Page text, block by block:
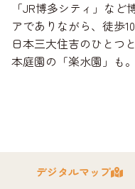
「JR博多シティ」な
アでありながら、徒歩
日本三大住吉のひとつ
本庭園の「楽水園」も。
デジタルマップ